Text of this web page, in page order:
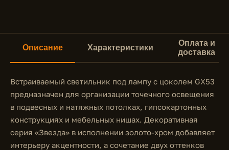
Описание Характеристики
Оплата и
доставка
Встраиваемый светильник под лампу с цоколем GX53
предназначен для организации точечного освещения
в подвесных и натяжных потолках, гипсокартонных
конструкциях и мебельных нишах. Декоративная
серия «Звезда» в исполнении золото-хром добавляет
интерьеру акцентности, а сочетание двух оттенков